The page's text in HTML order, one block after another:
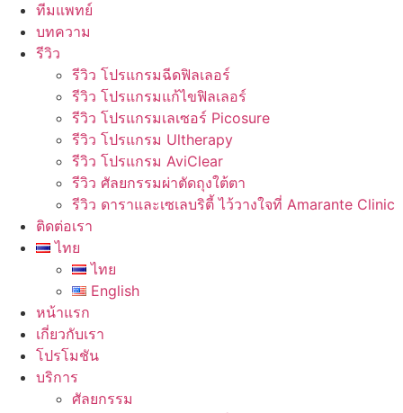
ทีมแพทย์
บทความ
รีวิว
รีวิว โปรแกรมฉีดฟิลเลอร์
รีวิว โปรแกรมแก้ไขฟิลเลอร์
รีวิว โปรแกรมเลเซอร์ Picosure
รีวิว โปรแกรม Ultherapy
รีวิว โปรแกรม AviClear
รีวิว ศัลยกรรมผ่าตัดถุงใต้ตา
รีวิว ดาราและเซเลบริตี้ ไว้วางใจที่ Amarante Clinic
ติดต่อเรา
ไทย
ไทย
English
หน้าแรก
เกี่ยวกับเรา
โปรโมชัน
บริการ
ศัลยกรรม